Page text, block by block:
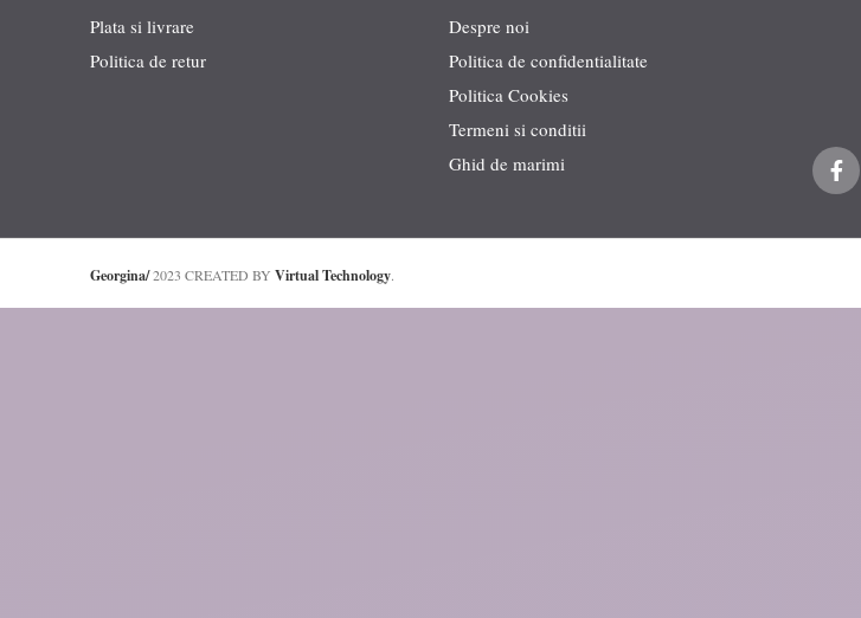
Plata si livrare
Politica de retur
Despre noi
Politica de confidentialitate
Politica Cookies
Termeni si conditii
Ghid de marimi
Georgina/2023 CREATED BY Virtual Technology.